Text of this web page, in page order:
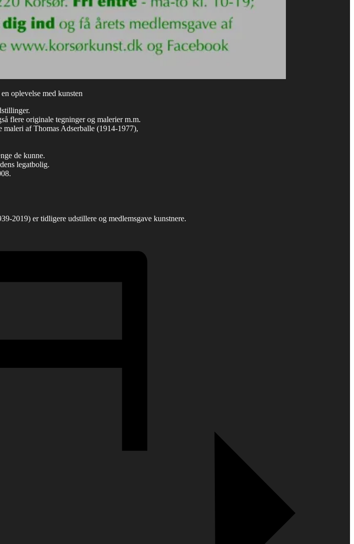
oplevelse med kunsten
flere originale tegninger og malerier m.m.
af Thomas Adserballe (1914-1977),
de kunne.
legatbolig.
2019) er tidligere udstillere og medlemsgave kunstnere.